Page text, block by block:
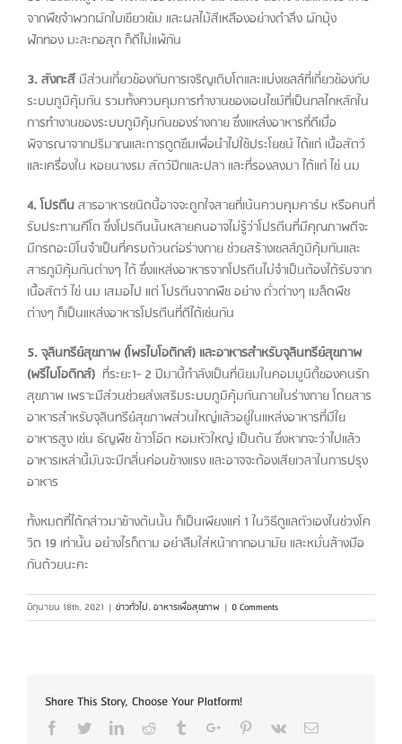
จากพืชจำพวกผักใบเขียวเข้ม และผลไม้สีเหลืองอย่างตำลึง ผักบุ้ง
ฟักทอง มะละกอสุก ก็ดีไม่แพ้กัน
3. สังกะสี มีส่วนเกี่ยวข้องกับการเจริญเติบโตและแบ่งเซลล์ที่เกี่ยวข้องกับ
ระบบภูมิคุ้มกัน รวมทั้งควบคุมการทำงานของเอนไซม์ที่เป็นกลไกหลักใน
การทำงานของระบบภูมิคุ้มกันของร่างกาย ซึ่งแหล่งอาหารที่ดีเมื่อ
พิจารณาจากปริมาณและการดูดซึมเพื่อนำไปใช้ประโยชน์ ได้แก่ เนื้อสัตว์
และเครื่องใน หอยนางรม สัตว์ปีกและปลา และที่รองลงมา ได้แก่ ไข่ นม
4. โปรตีนสารอาหารชนิดนี้อาจจะถูกใจสายที่เน้นควบคุมคาร์บ หรือคนที่
รับประทานคีโต ซึ่งโปรตีนนั้นหลายคนอาจไม่รู้ว่าโปรตีนที่มีคุณภาพดีจะ
มีกรดอะมิโนจำเป็นที่ครบถ้วนต่อร่างกาย ช่วยสร้างเซลล์ภูมิคุ้มกันและ
สารภูมิคุ้มกันต่างๆ ได้ ซึ่งแหล่งอาหารจากโปรตีนไม่จำเป็นต้องได้รับจาก
เนื้อสัตว์ ไข่ นม เสมอไป แต่ โปรตีนจากพืช อย่าง ถั่วต่างๆ เมล็ดพืช
ต่างๆ ก็เป็นแหล่งอาหารโปรตีนที่ดีได้เช่นกัน
5. จุลินทรีย์สุขภาพ (โพรไบโอติกส์) และอาหารสำหรับจุลินทรีย์สุขภาพ
(พรีไบโอติกส์) ที่ระยะ1- 2 ปีมานี้กำลังเป็นที่นิยมในคอมมูนิตี้ของคนรัก
สุขภาพ เพราะมีส่วนช่วยส่งเสริมระบบภูมิคุ้มกันภายในร่างกาย โดยสาร
อาหารสำหรับจุลินทรีย์สุขภาพส่วนใหญ่แล้วอยู่ในแหล่งอาหารที่มีใย
อาหารสูง เช่น ธัญพืช ข้าวโอ๊ต หอมหัวใหญ่ เป็นต้น ซึ่งหากจะว่าไปแล้ว
อาหารเหล่านี้มันจะมีกลิ่นค่อนข้างแรง และอาจจะต้องเสียเวลาในการปรุง
อาหาร
ทั้งหมดที่ได้กล่าวมาข้างต้นนั้น ก็เป็นเพียงแค่ 1 ในวิธีดูแลตัวเองในช่วงโค
วิด 19 เท่านั้น อย่างไรก็ตาม อย่าลืมใส่หน้ากากอนามัย และหมั่นล้างมือ
กันด้วยนะคะ
มิถุนายน 18th, 2021 | ข่าวทั่วไป, อาหารเพื่อสุขภาพ | 0 Comments
Share This Story, Choose Your Platform!
Facebook
TwitterLinkedinReddit TumblrGoogle+Pinterest
Vk Email